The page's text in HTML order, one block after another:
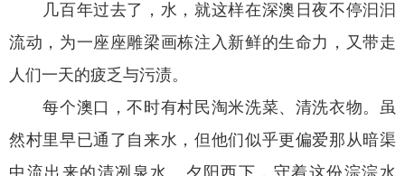
几百年过去了，水，就这样在深澳日夜不停汩汩
流动，为一座座雕梁画栋注入新鲜的生命力，又带走
人们一天的疲乏与污渍。
每个澳口，不时有村民淘米洗菜、清洗衣物。虽
然村里早已通了自来水，但他们似乎更偏爱那从暗渠